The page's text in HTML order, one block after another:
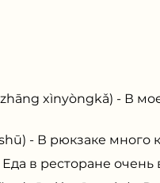
zhāng xìnyòngkǎ) - В
- В рюкзаке много
в ресторане очень